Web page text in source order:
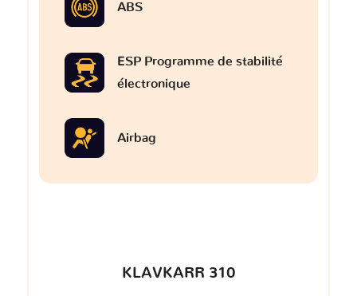
ABS
ESP Programme de stabilité
électronique
Airbag
KLAVKARR 310